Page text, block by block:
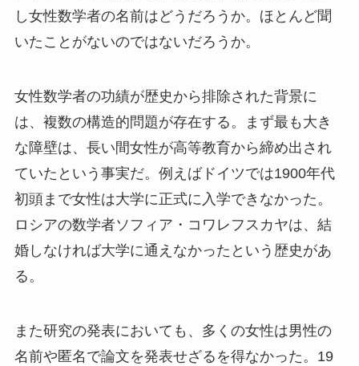
し女性数学者の名前はどうだろうか。ほとんど聞
いたことがないのではないだろうか。
女性数学者の功績が歴史から排除された背景に
は、複数の構造的問題が存在する。まず最も大き
な障壁は、長い間女性が高等教育から締め出され
ていたという事実だ。例えばドイツでは1900年代
初頭まで女性は大学に正式に入学できなかった。
ロシアの数学者ソフィア・コワレフスカヤは、結
婚しなければ大学に通えなかったという歴史があ
る。
また研究の発表においても、多くの女性は男性の
名前や匿名で論文を発表せざるを得なかった。19